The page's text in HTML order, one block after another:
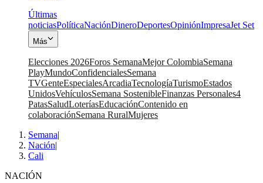
Últimas
noticiasPolíticaNaciónDineroDeportesOpiniónImpresaJet Set
Más
Elecciones 2026Foros SemanaMejor ColombiaSemana
PlayMundoConfidencialesSemana
TVGenteEspecialesArcadiaTecnologíaTurismoEstados
UnidosVehículosSemana SostenibleFinanzas Personales4
PatasSaludLoteríasEducaciónContenido en
colaboraciónSemana RuralMujeres
Semana|
Nación|
Cali
NACIÓN